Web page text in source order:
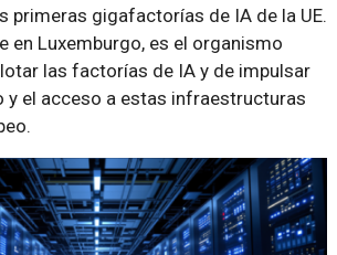
primeras gigafactorías de IA de la UE.
en Luxemburgo, es el organismo
las factorías de IA y de impulsar
y el acceso a estas infraestructuras